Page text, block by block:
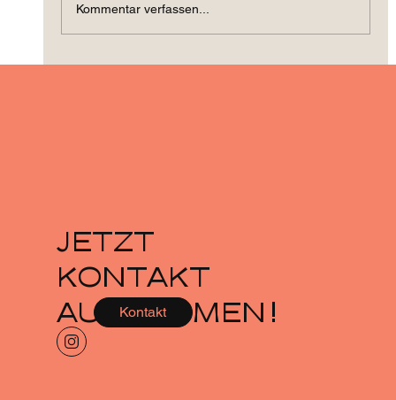
Kommentar verfassen...
JETZT
KONTAKT
AUFNEHMEN!
Kontakt